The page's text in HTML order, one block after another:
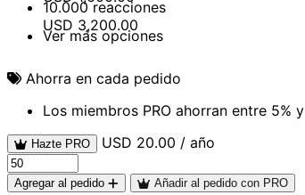
10.000 reacciones
USD 3,200.00
Ver más opciones
Ahorra en cada pedido
Los miembros PRO ahorran entre 5%
Hazte PRO USD 20.00 / año
Agregar al pedido Añadir al pedido con PRO